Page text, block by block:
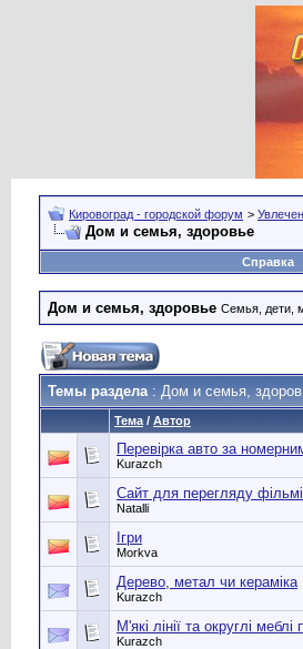
Кировоград - городской форум >
Дом и семья, здоровье
Справка
Дом и семья, здоровье Семья, дети,
Темы раздела: Дом и семья,
Тема / Автор
Перевірка авто за
Kurazch
Сайт для перегляду
Natalli
Ігри
Morkva
Дерево, метал чи кераміка
Kurazch
М'які лінії та округлі меблі
Kurazch